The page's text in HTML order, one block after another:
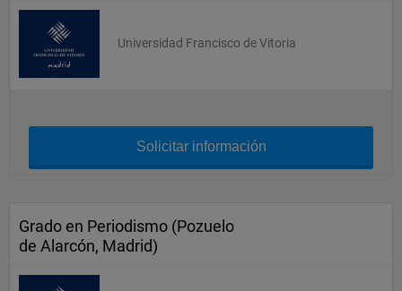
Universidad Francisco de Vitoria
Solicitar información
Grado en Periodismo (Pozuelo
de Alarcón, Madrid)